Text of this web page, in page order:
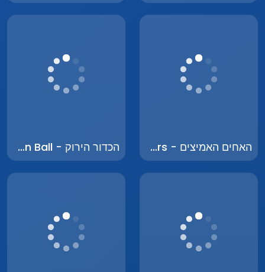
האחים האמיצים - The Brave Brothers הכדור הירוק - The Green Ball